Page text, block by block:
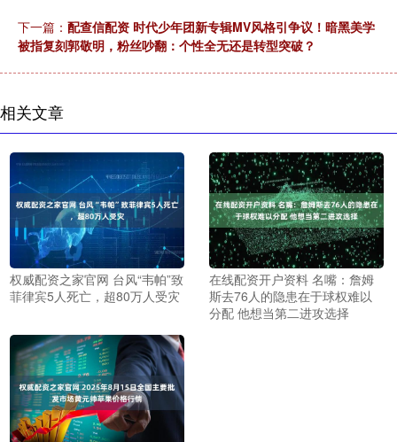
下一篇： 配查信配资 时代少年团新专辑MV风格引争议！暗黑美学
被指复刻郭敬明，粉丝吵翻：个性全无还是转型突破？
相关文章
权威配资之家官网 台风“韦帕”致
菲律宾5人死亡，超80万人受灾
在线配资开户资料 名嘴：詹姆
斯去76人的隐患在于球权难以
分配 他想当第二进攻选择